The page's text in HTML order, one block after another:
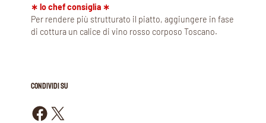
∗ lo chef consiglia ∗
Per rendere più strutturato il piatto, aggiungere in fase
di cottura un calice di vino rosso corposo Toscano.
CONDIVIDI SU
Condividi su Facebook Condividi su X